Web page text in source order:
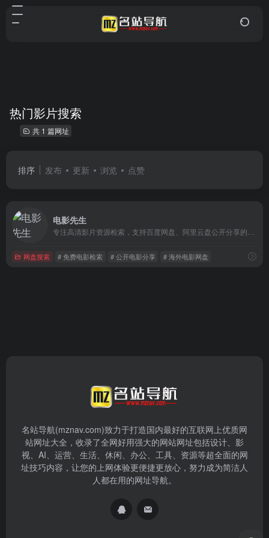
热门影片搜索
共 1 篇网址
排序 发布 更新 浏览 点赞
电影先生
网盘搜索 # 免费电影检索 # 公开电影分享 # 海外电影网盘
名站导航(mznav.com)致力于打造国内最好的互联网上优质网
站网址大全，收录了全网好用强大的网站网址包括设计、影
视、AI、运营、生活、休闲、办公、工具、资源等超全面的网
址技巧内容，让您的上网体验更便捷更放心，努力成为简洁人
人都在用的网址导航。